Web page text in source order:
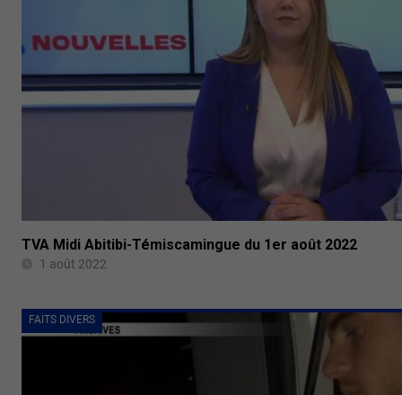
TVA Midi Abitibi-Témiscamingue du 1er août 2022
1 août 2022
FAITS DIVERS